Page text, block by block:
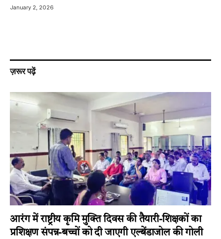
January 2, 2026
ज़रूर पढ़ें
आरंग में राष्ट्रीय कृमि मुक्ति दिवस की तैयारी-शिक्षकों का
प्रशिक्षण संपन्न-बच्चों को दी जाएगी एल्बेंडाजोल की गोली